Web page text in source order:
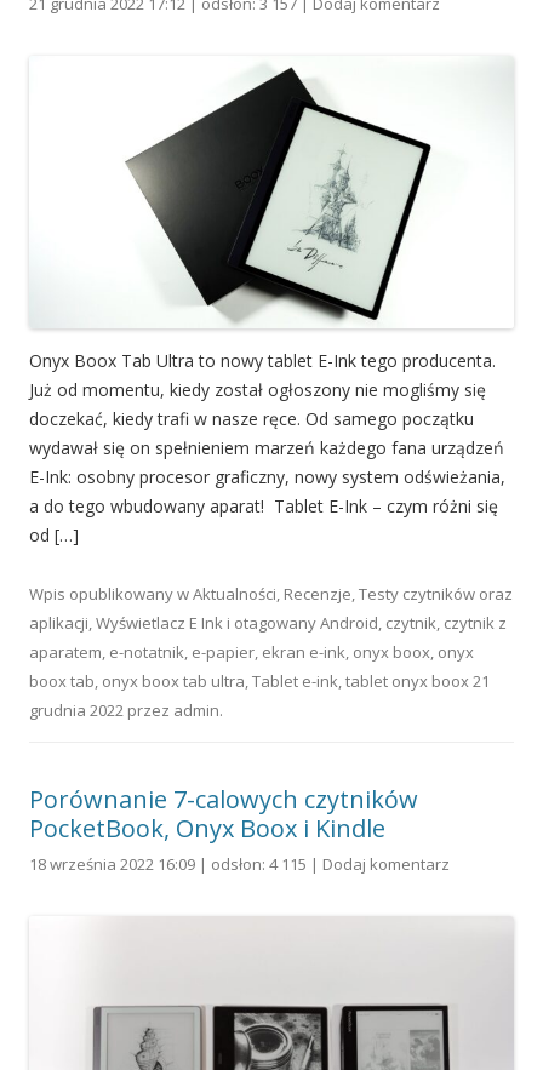
Onyx Boox Tab Ultra to nowy tablet E-Ink tego producenta.
Już od momentu, kiedy został ogłoszony nie mogliśmy się
doczekać, kiedy trafi w nasze ręce. Od samego początku
wydawał się on spełnieniem marzeń każdego fana urządzeń
E-Ink: osobny procesor graficzny, nowy system odświeżania,
a do tego wbudowany aparat! Tablet E-Ink – czym różni się
od […]
Wpis opublikowany wAktualności, Recenzje,Testy czytników oraz
aplikacji,Wyświetlacz E Ink i otagowanyAndroid, czytnik, czytnik z
aparatem, e-notatnik, e-papier, ekran e-ink, onyx boox, onyx
boox tab, onyx boox tab ultra,Tablet e-ink,tablet onyx boox21
grudnia 2022 przez admin.
Porównanie 7-calowych czytników
PocketBook, Onyx Boox i Kindle
18 września 2022 16:09 | odsłon: 4 115 | Dodaj komentarz